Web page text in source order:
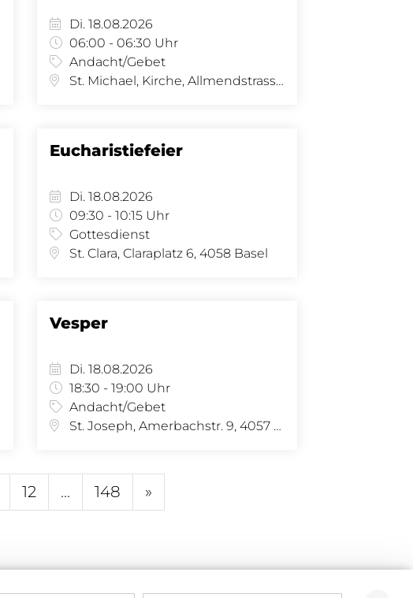
Di. 18.08.2026
06:00 - 06:30 Uhr
Andacht/Gebet
St. Michael, Kirche, Allmendstrasse 34, 4058 Basel
Eucharistiefeier
Di. 18.08.2026
09:30 - 10:15 Uhr
Gottesdienst
St. Clara, Claraplatz 6, 4058 Basel
Vesper
Di. 18.08.2026
18:30 - 19:00 Uhr
Andacht/Gebet
St. Joseph, Amerbachstr. 9, 4057 Basel
12 ... 148 »